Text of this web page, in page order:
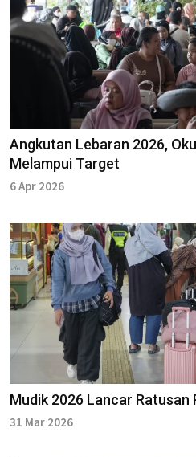
Angkutan Lebaran 2026,
Melampui Target
6 Apr 2026
Mudik 2026 Lancar Ratusan
31 Mar 2026